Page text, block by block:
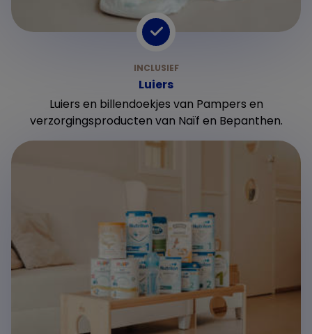
Luiers
Luiers en billendoekjes van Pampers en
verzorgingsproducten van Naïf en Bepanthen.